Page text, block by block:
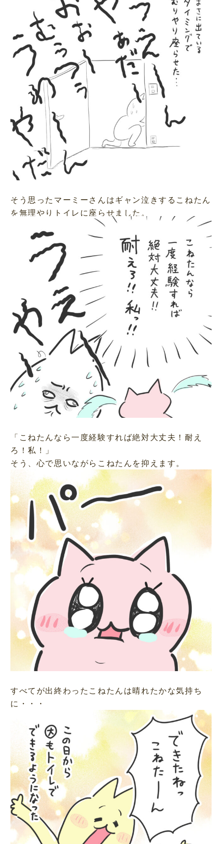
そう思ったマーミーさんはギャン泣きするこねたん
を無理やりトイレに座らせました。
「こねたんなら一度経験すれば絶対大丈夫！耐え
ろ！私！」
そう、心で思いながらこねたんを抑えます。
すべてが出終わったこねたんは晴れたかな気持ち
に・・・